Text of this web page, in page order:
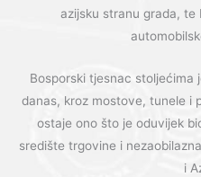
azijsku stranu grada, te
Bosporski tjesnac
danas, kroz mostove, tunele i
ostaje ono što je oduvijek
središte trgovine i
i